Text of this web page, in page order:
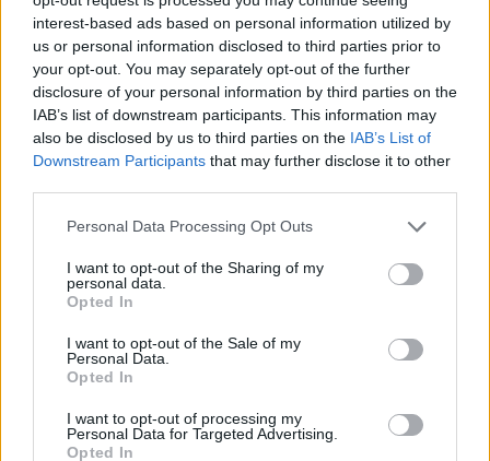
interest-based ads based on personal information utilized by
us or personal information disclosed to third parties prior to
your opt-out. You may separately opt-out of the further
disclosure of your personal information by third parties on the
IAB’s list of downstream participants. This information may
also be disclosed by us to third parties on the IAB’s List of
Downstream Participants that may further disclose it to other
Personal Data Processing Opt Outs
I want to opt-out of the Sharing of my
personal data.
Opted In
I want to opt-out of the Sale of my
Personal Data.
Opted In
I want to opt-out of processing my
Personal Data for Targeted Advertising.
Opted In
Πρώτη μέτρηση αντινετρίνων από
χρησιμοποιημένο πυρηνικό καύσιμο μετά
την απενεργοποίηση αντιδραστήρα